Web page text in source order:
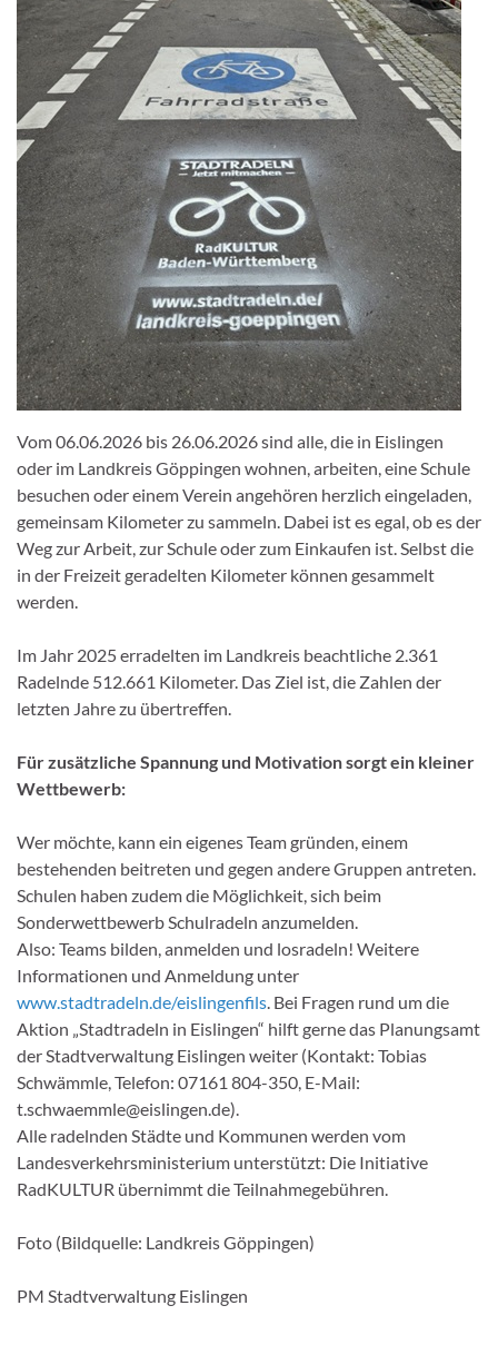
Vom 06.06.2026 bis 26.06.2026 sind alle, die in Eislingen
oder im Landkreis Göppingen wohnen, arbeiten, eine Schule
besuchen oder einem Verein angehören herzlich eingeladen,
gemeinsam Kilometer zu sammeln. Dabei ist es egal, ob es der
Weg zur Arbeit, zur Schule oder zum Einkaufen ist. Selbst die
in der Freizeit geradelten Kilometer können gesammelt
werden.
Im Jahr 2025 erradelten im Landkreis beachtliche 2.361
Radelnde 512.661 Kilometer. Das Ziel ist, die Zahlen der
letzten Jahre zu übertreffen.
Für zusätzliche Spannung und Motivation sorgt ein kleiner
Wettbewerb:
Wer möchte, kann ein eigenes Team gründen, einem
bestehenden beitreten und gegen andere Gruppen antreten.
Schulen haben zudem die Möglichkeit, sich beim
Sonderwettbewerb Schulradeln anzumelden.
Also: Teams bilden, anmelden und losradeln! Weitere
Informationen und Anmeldung unter
www.stadtradeln.de/eislingenfils. Bei Fragen rund um die
Aktion „Stadtradeln in Eislingen“ hilft gerne das Planungsamt
der Stadtverwaltung Eislingen weiter (Kontakt: Tobias
Schwämmle, Telefon: 07161 804-350, E-Mail:
t.schwaemmle@eislingen.de).
Alle radelnden Städte und Kommunen werden vom
Landesverkehrsministerium unterstützt: Die Initiative
RadKULTUR übernimmt die Teilnahmegebühren.
Foto (Bildquelle: Landkreis Göppingen)
PM Stadtverwaltung Eislingen